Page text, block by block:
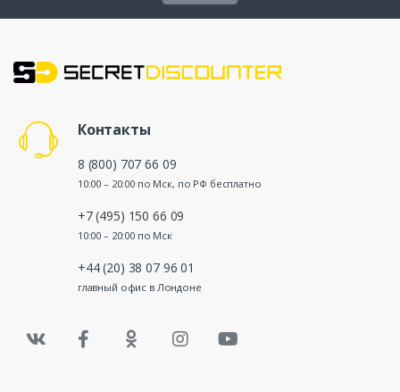
Контакты
8 (800) 707 66 09
10:00 – 20:00 по Мск, по РФ бесплатно
+7 (495) 150 66 09
10:00 – 20:00 по Мск
+44 (20) 38 07 96 01
главный офис в Лондоне